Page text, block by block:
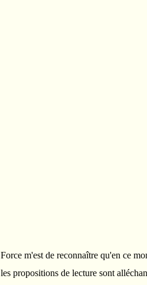
Force m'est de reconnaître qu'en ce
les propositions de lecture sont